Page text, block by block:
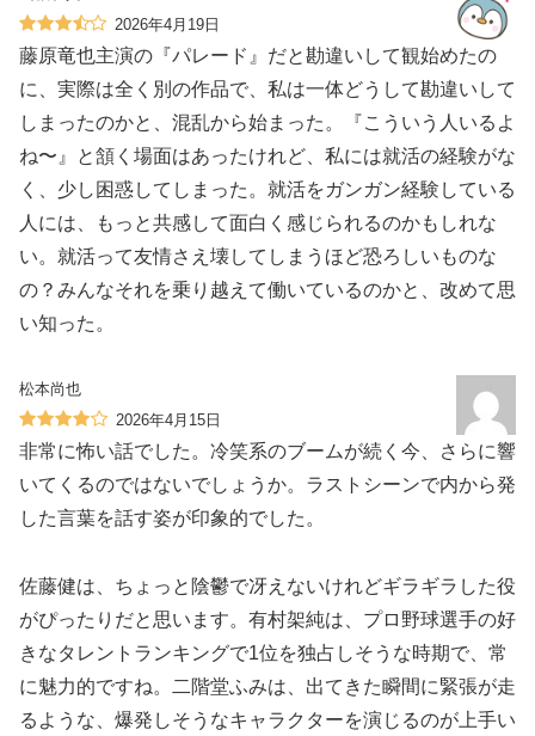
2026年4月19日
藤原竜也主演の『パレード』だと勘違いして観始めたの
に、実際は全く別の作品で、私は一体どうして勘違いして
しまったのかと、混乱から始まった。『こういう人いるよ
ね〜』と頷く場面はあったけれど、私には就活の経験がな
く、少し困惑してしまった。就活をガンガン経験している
人には、もっと共感して面白く感じられるのかもしれな
い。就活って友情さえ壊してしまうほど恐ろしいものな
の？みんなそれを乗り越えて働いているのかと、改めて思
い知った。
松本尚也
2026年4月15日
非常に怖い話でした。冷笑系のブームが続く今、さらに響
いてくるのではないでしょうか。ラストシーンで内から発
した言葉を話す姿が印象的でした。
佐藤健は、ちょっと陰鬱で冴えないけれどギラギラした役
がぴったりだと思います。有村架純は、プロ野球選手の好
きなタレントランキングで1位を独占しそうな時期で、常
に魅力的ですね。二階堂ふみは、出てきた瞬間に緊張が走
るような、爆発しそうなキャラクターを演じるのが上手い